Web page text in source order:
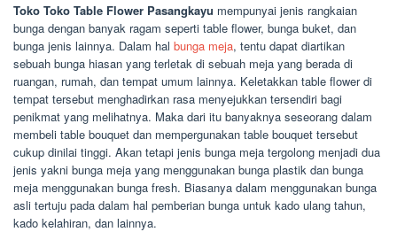
Toko Toko Table Flower Pasangkayu mempunyai jenis rangkaian
bunga dengan banyak ragam seperti table flower, bunga buket, dan
bunga jenis lainnya. Dalam hal bunga meja, tentu dapat diartikan
sebuah bunga hiasan yang terletak di sebuah meja yang berada di
ruangan, rumah, dan tempat umum lainnya. Keletakkan table flower di
tempat tersebut menghadirkan rasa menyejukkan tersendiri bagi
penikmat yang melihatnya. Maka dari itu banyaknya seseorang dalam
membeli table bouquet dan mempergunakan table bouquet tersebut
cukup dinilai tinggi. Akan tetapi jenis bunga meja tergolong menjadi dua
jenis yakni bunga meja yang menggunakan bunga plastik dan bunga
meja menggunakan bunga fresh. Biasanya dalam menggunakan bunga
asli tertuju pada dalam hal pemberian bunga untuk kado ulang tahun,
kado kelahiran, dan lainnya.